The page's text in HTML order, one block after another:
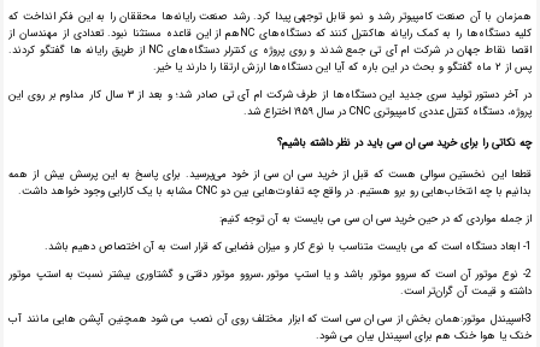
همزمان با آن صنعت کامپیوتر رشد و نمو قابل توجهی پیدا کرد. رشد صنعت رایانه‌ها محققان را به این فکر انداخت که
کلیه دستگاه‌ها را به کمک رایانه هاکنترل کنند که دستگاه‌های NCهم از این قاعده مستثنا نبود. تعدادی از مهندسان از
اقصا نقاط جهان در شرکت ام آی تی جمع شدند و روی پروژه ی کنترلر دستگاه‌های NC از طریق رایانه ها گفتگو کردند.
پس از ۲ ماه گفتگو و بحث در این باره که آیا این دستگاه‌ها ارزش ارتقا را دارند یا خیر.
در آخر دستور تولید سری جدید این دستگاه‌ها از طرف شرکت ام آی تی صادر شد؛ و بعد از ۳ سال کار مداوم بر روی این
پروژه، دستگاه کنترل عددی کامپیوتری CNC در سال ۱۹۵۹ اختراع شد.
چه نکاتی را برای خرید سی ان سی باید در نظر داشته باشیم؟
قطعا این نخستین سوالی هست که قبل از خرید سی ان سی از خود می‌پرسید. برای پاسخ به این پرسش بیش از همه
بدانیم با چه انتخاب‌هایی رو برو هستیم. در واقع چه تفاوت‌هایی بین دو CNC مشابه با یک کارایی وجود خواهد داشت.
از جمله مواردی که در حین خرید سی ان سی می بایست به آن توجه کنیم:
1- ابعاد دستگاه است که می بایست متناسب با نوع کار و میزان فضایی که قرار است به آن اختصاص دهیم باشد.
2- نوع موتور آن است که سروو موتور باشد و یا استپ موتور ،سروو موتور دقتی و گشتاوری بیشتر نسبت به استپ موتور
داشته و قیمت آن گران‌تر است.
3-اسپیندل موتور:همان بخش از سی ان سی است که ابزار مختلف روی آن نصب می شود همچنین آپشن هایی مانند آب
خنک یا هوا خنک هم برای اسپیندل بیان می شود.